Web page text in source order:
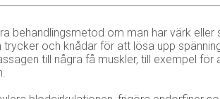
behandlingsmetod om man har värk eller
och knådar för att lösa upp
till några få muskler, till exempel för